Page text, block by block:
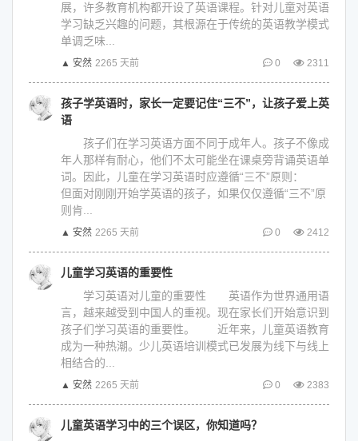
展，许多教育机构都开设了英语课程。针对儿童对英语
学习缺乏兴趣的问题，其根源在于传统的英语教学模式
单调乏味...
▲ 安然 2265 天前 0 2311
孩子学英语时，家长一定要记住“三不”，让孩子爱上英
语
孩子们在学习英语方面不同于成年人。孩子不像成
年人那样有耐心，他们不太可能坐在课桌旁背诵英语单
词。因此，儿童在学习英语时应遵循“三不”原则：
但面对刚刚开始学英语的孩子，如果仅仅遵循“三不”原
则肯...
▲ 安然 2265 天前 0 2412
儿童学习英语的重要性
学习英语对儿童的重要性 英语作为世界通用语
言，越来越受到中国人的重视。现在家长们开始意识到
孩子们学习英语的重要性。 近年来，儿童英语教育
成为一种热潮。少儿英语培训模式已发展为线下与线上
相结合的...
▲ 安然 2265 天前 0 2383
儿童英语学习中的三个误区，你知道吗？